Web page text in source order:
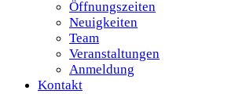
Öffnungszeiten
Neuigkeiten
Team
Veranstaltungen
Anmeldung
Kontakt